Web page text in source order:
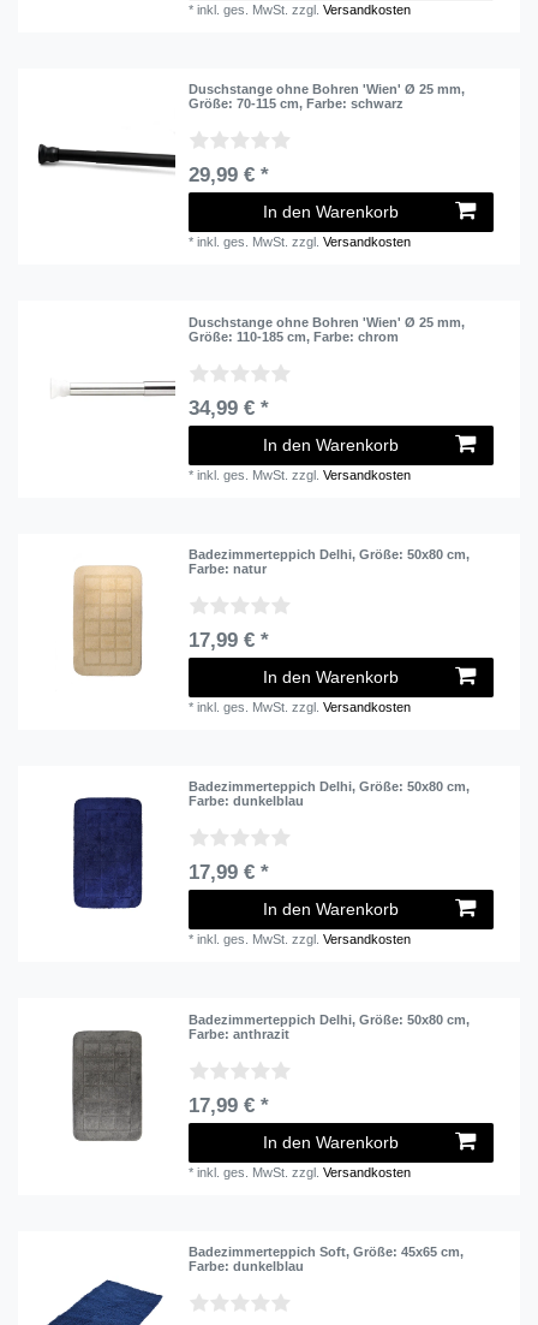
*inkl. ges. MwSt. zzgl.Versandkosten
Duschstange ohne Bohren 'Wien' Ø 25 mm,
Größe: 70-115 cm, Farbe: schwarz
29,99 € *
In den Warenkorb
*inkl. ges. MwSt. zzgl.Versandkosten
Duschstange ohne Bohren 'Wien' Ø 25 mm,
Größe: 110-185 cm, Farbe: chrom
34,99 € *
In den Warenkorb
*inkl. ges. MwSt. zzgl.Versandkosten
Badezimmerteppich Delhi, Größe: 50x80 cm,
Farbe: natur
17,99 € *
In den Warenkorb
*inkl. ges. MwSt. zzgl.Versandkosten
Badezimmerteppich Delhi, Größe: 50x80 cm,
Farbe: dunkelblau
17,99 € *
In den Warenkorb
*inkl. ges. MwSt. zzgl.Versandkosten
Badezimmerteppich Delhi, Größe: 50x80 cm,
Farbe: anthrazit
17,99 € *
In den Warenkorb
*inkl. ges. MwSt. zzgl.Versandkosten
Badezimmerteppich Soft, Größe: 45x65 cm,
Farbe: dunkelblau